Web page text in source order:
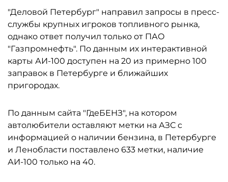
"Деловой Петербург" направил запросы в пресс-
службы крупных игроков топливного рынка,
однако ответ получил только от ПАО
"Газпромнефть". По данным их интерактивной
карты АИ-100 доступен на 20 из примерно 100
заправок в Петербурге и ближайших
пригородах.
По данным сайта "ГдеБЕНЗ", на котором
автолюбители оставляют метки на АЗС с
информацией о наличии бензина, в Петербурге
и Ленобласти поставлено 633 метки, наличие
АИ-100 только на 40.